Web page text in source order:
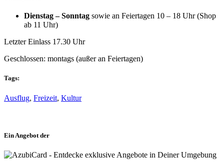
Dienstag – Sonntag sowie an Feiertagen 10 – 18 Uhr (Shop
ab 11 Uhr)
Letzter Einlass 17.30 Uhr
Geschlossen: montags (außer an Feiertagen)
Tags:
Ausflug, Freizeit, Kultur
Ein Angebot der